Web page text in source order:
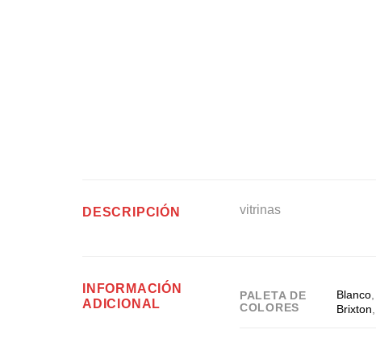
DESCRIPCIÓN vitrinas
INFORMACIÓN
ADICIONAL
PALETA DE
COLORES
Blanco
Brixton